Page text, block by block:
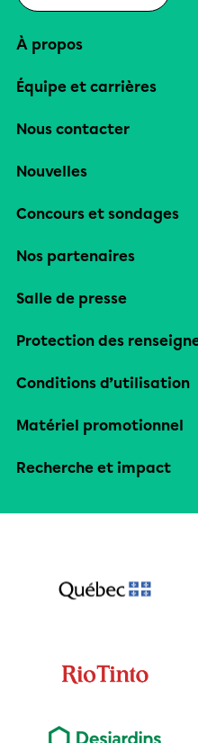
À propos
Équipe et carrières
Nous contacter
Nouvelles
Concours et sondages
Nos partenaires
Salle de presse
Protection des
Conditions d’utilisation
Matériel promotionnel
Recherche et impact